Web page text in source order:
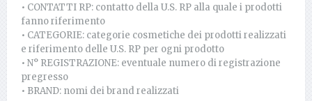
• CONTATTI RP: contatto della U.S. RP alla quale i prodotti
fanno riferimento
• CATEGORIE: categorie cosmetiche dei prodotti realizzati
e riferimento delle U.S. RP per ogni prodotto
• N° REGISTRAZIONE: eventuale numero di registrazione
pregresso
• BRAND: nomi dei brand realizzati